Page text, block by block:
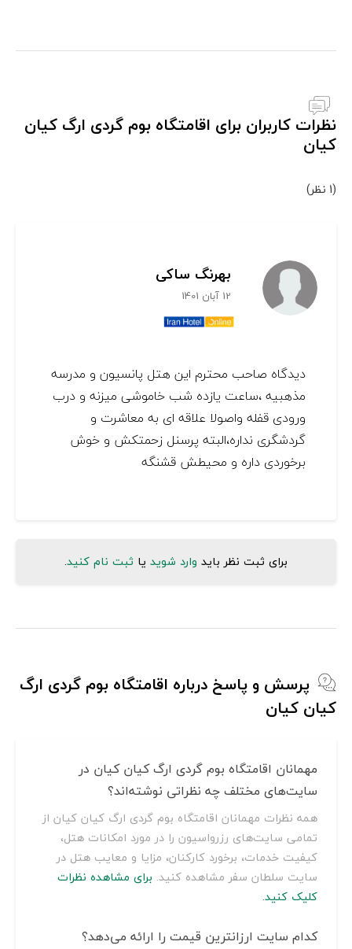
نظرات کاربران برای اقامتگاه بوم گردی ارگ کیان
کیان
(1 نظر)
بهرنگ ساکی
12 آبان 1401
دیدگاه صاحب محترم این هتل پانسیون و مدرسه
مذهبیه ،ساعت یازده شب خاموشی میزنه و درب
ورودی قفله واصولا علاقه ای به معاشرت و
گردشگری نداره،البته پرسنل زحمتکش و خوش
برخوردی داره و محیطش قشنگه
برای ثبت نظر باید وارد شوید یا ثبت نام کنید.
پرسش و پاسخ درباره اقامتگاه بوم گردی ارگ
کیان کیان
مهمانان اقامتگاه بوم گردی ارگ کیان کیان در
سایت‌های مختلف چه نظراتی نوشته‌اند؟
همه نظرات مهمانان اقامتگاه بوم گردی ارگ کیان کیان از
تمامی سایت‌های رزرواسیون را در مورد امکانات هتل،
کیفیت خدمات، برخورد کارکنان، مزایا و معایب هتل در
سایت سلطان سفر مشاهده کنید. برای مشاهده نظرات
کلیک کنید.
کدام سایت ارزانترین قیمت را ارائه می‌دهد؟